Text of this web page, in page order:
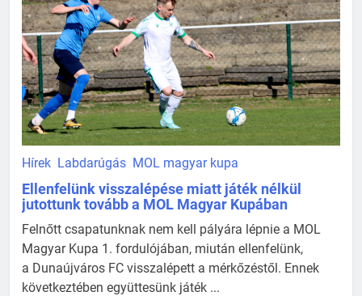
Hírek Labdarúgás MOL magyar kupa
Ellenfelünk visszalépése miatt játék nélkül
jutottunk tovább a MOL Magyar Kupában
Felnőtt csapatunknak nem kell pályára lépnie a MOL
Magyar Kupa 1. fordulójában, miután ellenfelünk,
a Dunaújváros FC visszalépett a mérkőzéstől. Ennek
következtében együttesünk játék ...